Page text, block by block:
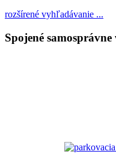
rozšírené vyhľadávanie ...
Spojené